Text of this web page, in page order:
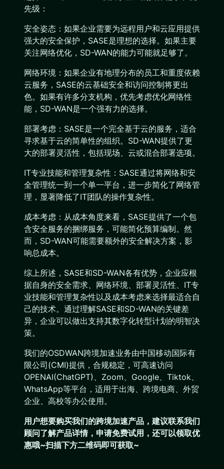
先级：
安全姿态：如果企业需要为远程用户和云应用提供
强大的安全保护，SASE是理想的选择。如果主要
关注网络优化，SD-WAN的能力可能就足够了。
网络环境：如果企业有地理分布的员工和重度依赖
云服务，SASE的云基础安全和访问控制将更出
色。如果有许多分支机构，优先考虑优化网络性
能，SD-WAN是一个强有力的选择。
部署考虑：SASE是一个完全基于云的服务，适合
寻求基于云的简单性的组织。SD-WAN提供了更
大的部署灵活性，包括现场、云或混合部署选项。
IT专业技能和管理复杂性：SASE通过将网络和安
全管理统一到一个单一平台，进一步简化了网络管
理，显著降低了IT团队的操作复杂性。
成本考虑：从成本角度来看，SASE提供了一个包
含安全服务的捆绑服务，可能简化预算编制。然
而，SD-WAN可能需要额外的安全解决方案，影
响总成本。
综上所述，SASE和SD-WAN各有优势，企业应根
据自身的安全需求、网络环境、部署灵活性、IT专
业技能和管理复杂性以及成本考虑来选择最适合自
己的技术。通过理解SASE和SD-WAN的关键差
异，企业可以做出支持其数字化转型计划的明智决
策。
我们的OSDWAN跨境加速业务由中国移动国际有
限公司(CMI)提供，合规稳定，可高速访问
OPENAI(ChatGPT)、Zoom、Google、Tiktok、
WhatsApp等平台，适用于出海、跨境电商、外贸
企业、高校等办公使用。
用户想要购买我们的跨境加速产品 ，建议联系我们
顾问了解产品详情，申请免费试用，还可以领取优
惠哦~扫描下方二维码即可获取~